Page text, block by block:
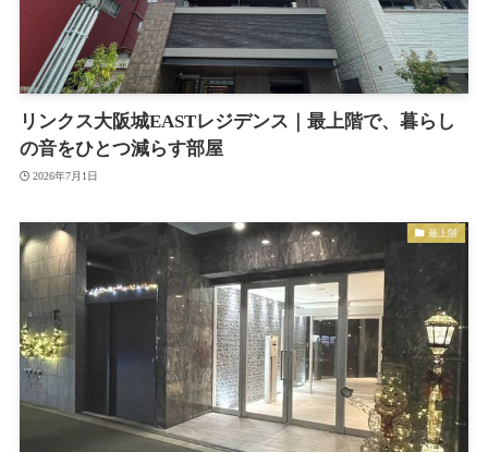
リンクス大阪城EASTレジデンス｜最上階で、暮らし
の音をひとつ減らす部屋
2026年7月1日
最上階